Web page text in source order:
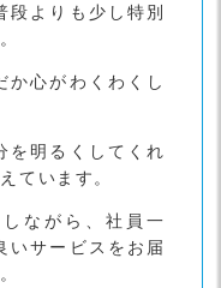
よりも少し特別
か心がわくわくし
を明るくしてくれ
ています。
ながら、社員一
いサービスをお届